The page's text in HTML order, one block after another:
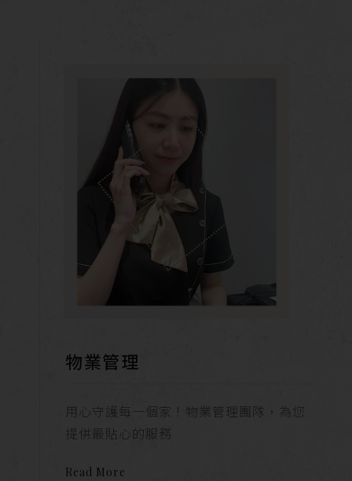
物業管理
用心守護每一個家！物業管理團隊，為您
提供最貼心的服務
Read More